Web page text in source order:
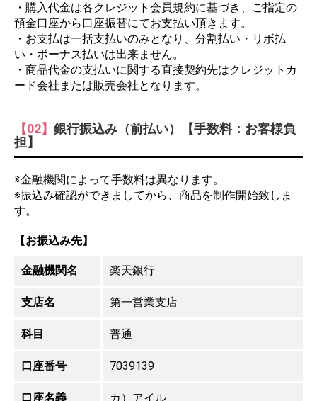
・購入代金は各クレジット会員規約に基づき、ご指定の
預金口座から口座振替にてお支払い頂きます。
・お支払は一括支払いのみとなり、分割払い・リボ払
い・ボーナス払いは出来ません。
・商品代金の支払いに関する直接契約先はクレジットカ
ード会社または販売会社となります。
【02】 銀行振込み（前払い）【手数料：お客様負
担】
※金融機関によって手数料は異なります。
※振込み確認ができましてから、商品を制作開始致しま
す。
【お振込み先】
金融機関名 楽天銀行
支店名 第一営業支店
科目 普通
口座番号 7039139
口座名義 カ）アイル